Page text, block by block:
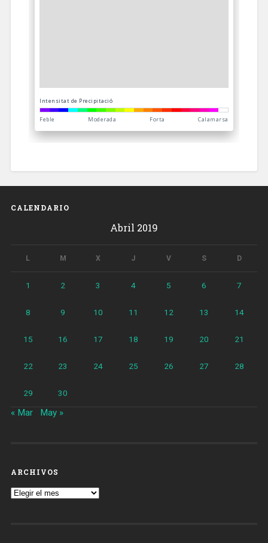
CALENDARIO
Abril 2019
L M X J V S D
1 2 3 4 5 6 7
8 9 10 11 12 13 14
15 16 17 18 19 20 21
22 23 24 25 26 27 28
29 30
« Mar May »
ARCHIVOS
Archivos